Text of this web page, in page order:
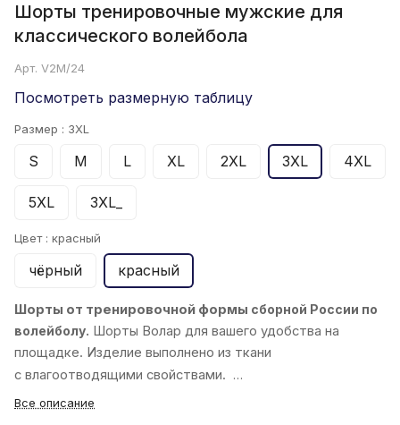
Шорты тренировочные мужские для
классического волейбола
Арт. V2M/24
Посмотреть размерную таблицу
Размер : 3XL
S M L XL 2XL 3XL 4XL
5XL 3XL_
Цвет : красный
чёрный красный
Шорты от тренировочной формы сборной России по
волейболу. Шорты Волар для вашего удобства на
площадке. Изделие выполнено из ткани
с влагоотводящими свойствами.
Все описание